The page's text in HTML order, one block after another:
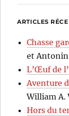
ARTICLES
Chasse
et
L’Œuf de
Aventure
William A.
Hors du